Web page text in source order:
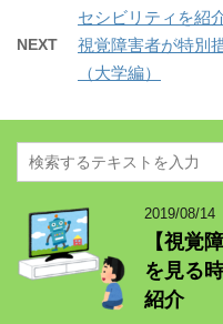
セシビリティを紹
NEXT
視覚障害者が特別
（大学編）
2019/08/14
【視覚
を見る
紹介